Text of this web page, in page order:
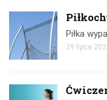
Piłka
29 lipca